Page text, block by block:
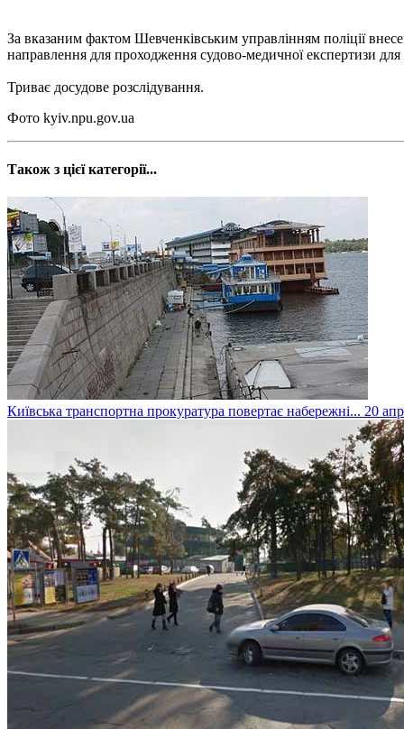
За вказаним фактом Шевченківським управлінням поліції
направлення для проходження судово-медичної експертизи
Триває досудове розслідування.
Фото kyiv.npu.gov.ua
Також з цієї категорії...
Київська транспортна прокуратура повертає набережні... 20